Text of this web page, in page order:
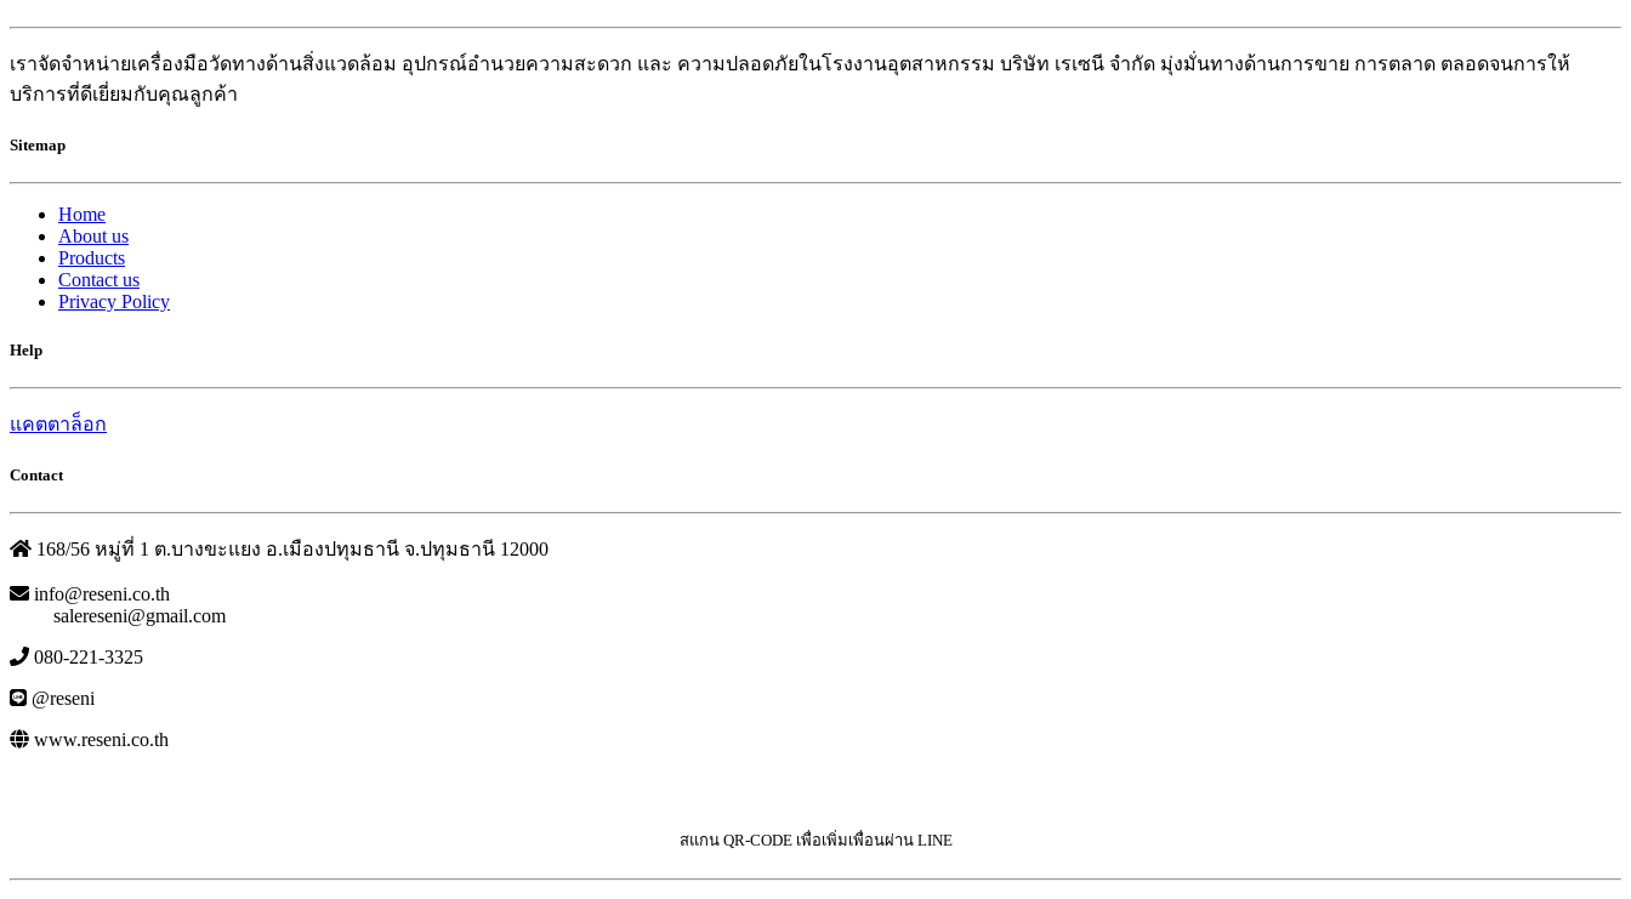
เราจัดจำหน่ายเครื่องมือวัดทางด้านสิ่งแวดล้อม อุปกรณ์อำนวยความสะดวก และ ความปลอดภัยในโรงงานอุตสาหกรรม บริษัท เรเซนี จำกัด มุ่งมั่นทางด้านการขาย การตลาด ตลอดจนการให้
บริการที่ดีเยี่ยมกับคุณลูกค้า
Sitemap
Home
About us
Products
Contact us
Privacy Policy
Help
แคตตาล็อก
Contact
168/56 หมู่ที่ 1 ต.บางขะแยง อ.เมืองปทุมธานี จ.ปทุมธานี 12000
info@reseni.co.th
salereseni@gmail.com
080-221-3325
@reseni
www.reseni.co.th
สแกน QR-CODE เพื่อเพิ่มเพื่อนผ่าน LINE